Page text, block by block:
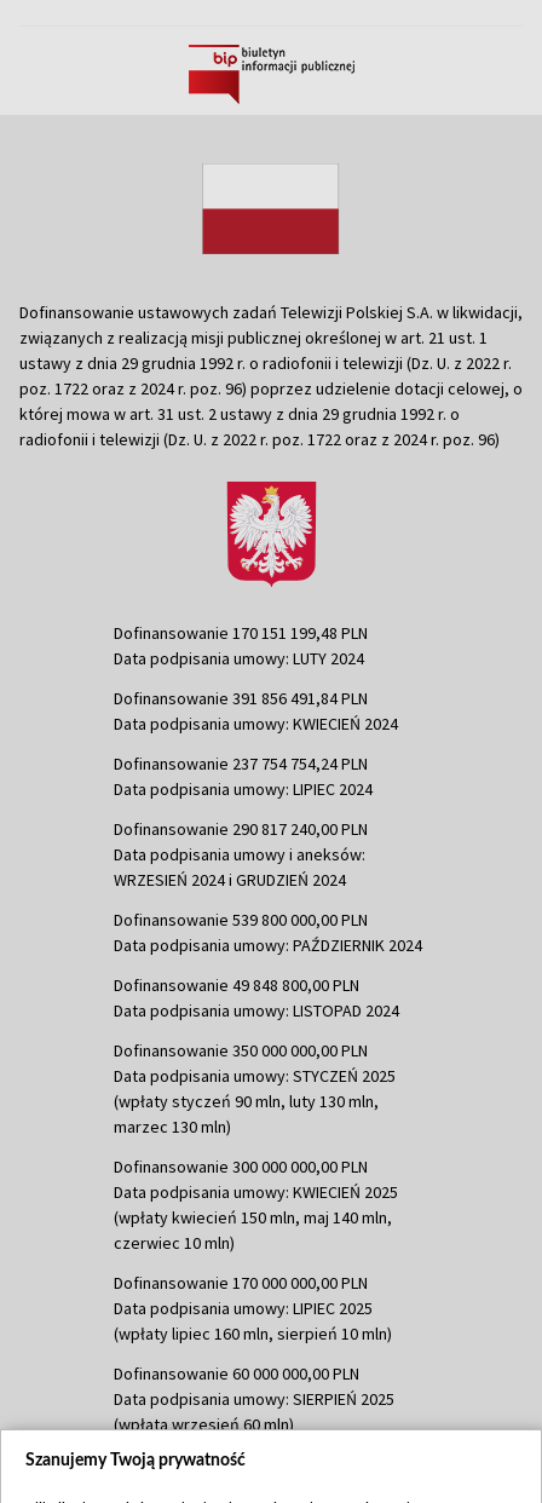
Dofinansowanie ustawowych zadań Telewizji Polskiej S.A. w likwidacji,
związanych z realizacją misji publicznej określonej w art. 21 ust. 1
ustawy z dnia 29 grudnia 1992 r. o radiofonii i telewizji (Dz. U. z 2022 r.
poz. 1722 oraz z 2024 r. poz. 96) poprzez udzielenie dotacji celowej, o
której mowa w art. 31 ust. 2 ustawy z dnia 29 grudnia 1992 r. o
radiofonii i telewizji (Dz. U. z 2022 r. poz. 1722 oraz z 2024 r. poz. 96)
Dofinansowanie 170 151 199,48 PLN
Data podpisania umowy: LUTY 2024
Dofinansowanie 391 856 491,84 PLN
Data podpisania umowy: KWIECIEŃ 2024
Dofinansowanie 237 754 754,24 PLN
Data podpisania umowy: LIPIEC 2024
Dofinansowanie 290 817 240,00 PLN
Data podpisania umowy i aneksów:
WRZESIEŃ 2024 i GRUDZIEŃ 2024
Dofinansowanie 539 800 000,00 PLN
Data podpisania umowy: PAŹDZIERNIK 2024
Dofinansowanie 49 848 800,00 PLN
Data podpisania umowy: LISTOPAD 2024
Dofinansowanie 350 000 000,00 PLN
Data podpisania umowy: STYCZEŃ 2025
(wpłaty styczeń 90 mln, luty 130 mln,
marzec 130 mln)
Dofinansowanie 300 000 000,00 PLN
Data podpisania umowy: KWIECIEŃ 2025
(wpłaty kwiecień 150 mln, maj 140 mln,
czerwiec 10 mln)
Dofinansowanie 170 000 000,00 PLN
Data podpisania umowy: LIPIEC 2025
(wpłaty lipiec 160 mln, sierpień 10 mln)
Dofinansowanie 60 000 000,00 PLN
Data podpisania umowy: SIERPIEŃ 2025
(wpłata wrzesień 60 mln)
Dofinansowanie 635 783 051,21 PLN
Szanujemy Twoją prywatność